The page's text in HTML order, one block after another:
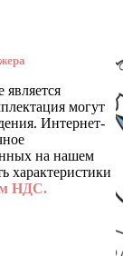
могут
Интернет-
на нашем
характеристики
НДС.